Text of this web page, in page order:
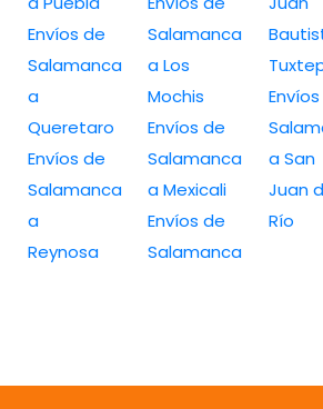
Envíos de
Salamanca
a
Queretaro
Envíos de
Salamanca
a
Reynosa
Salamanca
a Los
Mochis
Envíos de
Salamanca
a Mexicali
Envíos de
Salamanca
a San
Juan
Río